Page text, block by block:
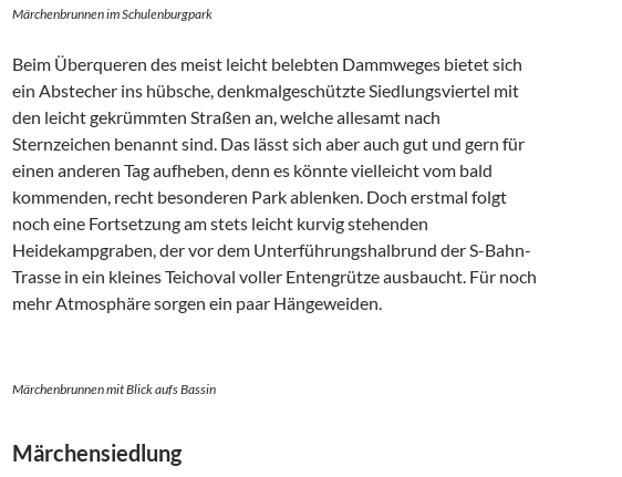
Märchenbrunnen im Schulenburgpark
Beim Überqueren des meist leicht belebten Dammweges bietet sich
ein Abstecher ins hübsche, denkmalgeschützte Siedlungsviertel mit
den leicht gekrümmten Straßen an, welche allesamt nach
Sternzeichen benannt sind. Das lässt sich aber auch gut und gern für
einen anderen Tag aufheben, denn es könnte vielleicht vom bald
kommenden, recht besonderen Park ablenken. Doch erstmal folgt
noch eine Fortsetzung am stets leicht kurvig stehenden
Heidekampgraben, der vor dem Unterführungshalbrund der S-Bahn-
Trasse in ein kleines Teichoval voller Entengrütze ausbaucht. Für noch
mehr Atmosphäre sorgen ein paar Hängeweiden.
Märchenbrunnen mit Blick aufs Bassin
Märchensiedlung